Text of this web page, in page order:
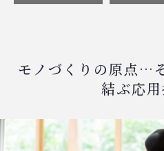
モノづくりの原点…
結ぶ応用